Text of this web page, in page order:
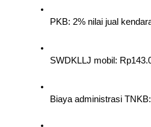
PKB: 2% nilai jual
SWDKLLJ mobil:
Biaya administrasi